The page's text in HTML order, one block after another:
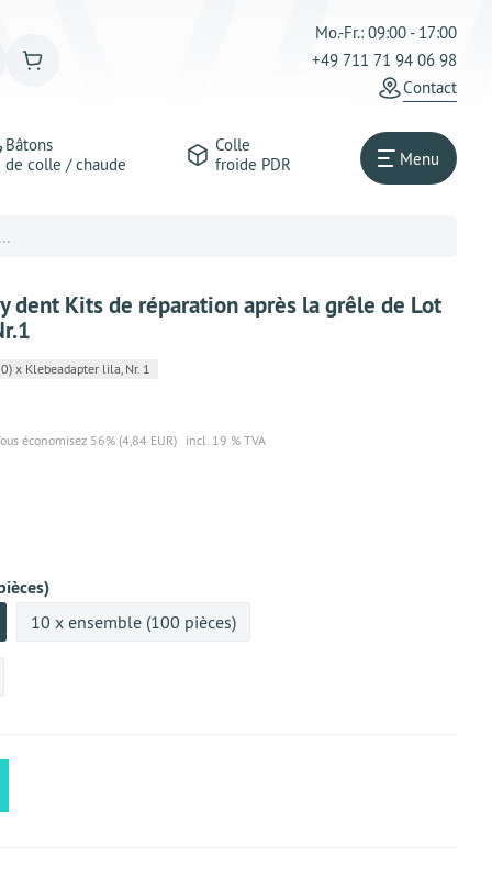
Mo.-Fr.: 09:00 - 17:00
+49 711 71 94 06 98
Сontact
Bâtons
de colle / chaude
Colle
froide PDR
Menu
dent Kits de réparation après la grêle de Lot
x Klebeadapter lila, Nr. 1
économisez 56% (4,84 EUR) incl. 19 % TVA
10 x ensemble (100 pièces)